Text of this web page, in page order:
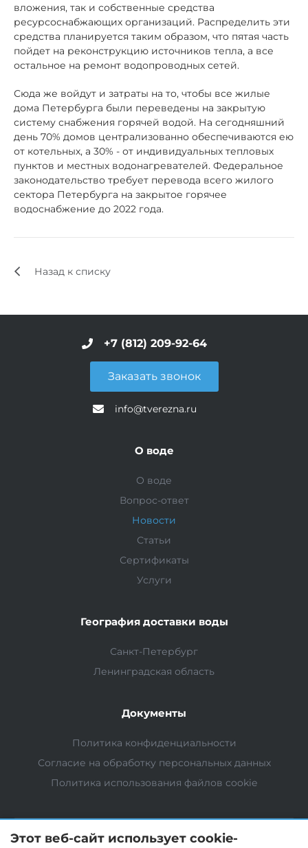
вложения, так и собственные средства
ресурсоснабжающих организаций. Распределить эти
средства планируется таким образом, что пятая часть
пойдет на реконструкцию источников тепла, а все
остальное на ремонт водопроводных сетей.
Сюда же войдут и затраты на то, чтобы все жилые
дома Петербурга были переведены на закрытую
систему снабжения горячей водой. На сегодняшний
день 70% домов централизованно обеспечиваются ею
от котельных, а 30% - от индивидуальных тепловых
пунктов и местных водонагревателей. Федеральное
законодательство требует перевода всего жилого
сектора Петербурга на закрытое горячее
водоснабжение до 2022 года.
Назад к списку
+7 (812) 209-92-64
Заказать звонок
info@tverezna.ru
О воде
О воде
Вопрос-ответ
Новости
Статьи
Сертификаты
Услуги
География доставки воды
Санкт-Петербург
Ленинградская область
Документы
Политика конфиденциальности
Согласие на обработку персональных данных
Политика использования файлов cookie
Этот веб-сайт использует cookie-